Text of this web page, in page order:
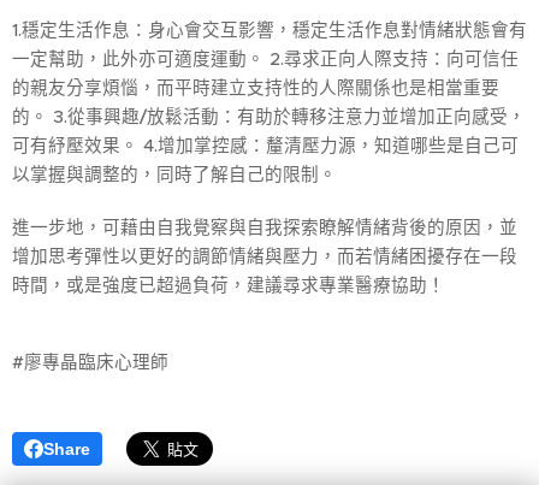
1.穩定生活作息：身心會交互影響，穩定生活作息對情緒狀態會有
一定幫助，此外亦可適度運動。 2.尋求正向人際支持：向可信任
的親友分享煩惱，而平時建立支持性的人際關係也是相當重要
的。 3.從事興趣/放鬆活動：有助於轉移注意力並增加正向感受，
可有紓壓效果。 4.增加掌控感：釐清壓力源，知道哪些是自己可
以掌握與調整的，同時了解自己的限制。
進一步地，可藉由自我覺察與自我探索瞭解情緒背後的原因，並
增加思考彈性以更好的調節情緒與壓力，而若情緒困擾存在一段
時間，或是強度已超過負荷，建議尋求專業醫療協助！
#廖專晶臨床心理師
Share